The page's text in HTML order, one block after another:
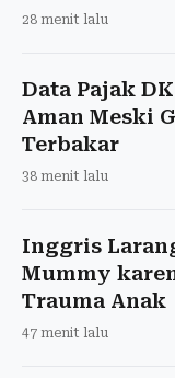
28 menit lalu
Data Pajak
Aman Meski
Terbakar
38 menit lalu
Inggris
Mummy
Trauma Anak
47 menit lalu